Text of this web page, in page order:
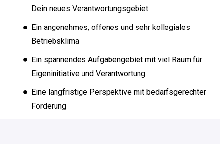
Dein neues Verantwortungsgebiet
Ein angenehmes, offenes und sehr kollegiales
Betriebsklima
Ein spannendes Aufgabengebiet mit viel Raum für
Eigeninitiative und Verantwortung
Eine langfristige Perspektive mit bedarfsgerechter
Förderung